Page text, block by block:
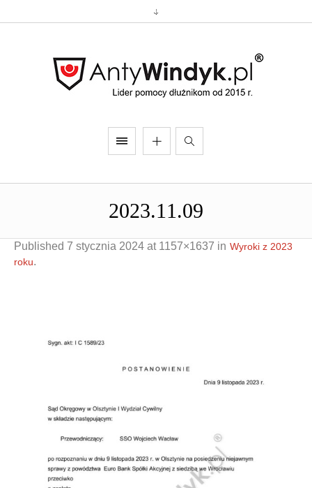
Negocjacje z wierzycielami
2023.11.09
Published 7 stycznia 2024 at 1157×1637 in Wyroki z 2023
roku.